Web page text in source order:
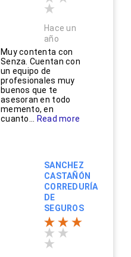
Hace un
año
Muy contenta con
Senza. Cuentan con
un equipo de
profesionales muy
buenos que te
asesoran en todo
memento, en
cuanto...
Read more
SANCHEZ
CASTAÑÓN
CORREDURÍA
DE
SEGUROS